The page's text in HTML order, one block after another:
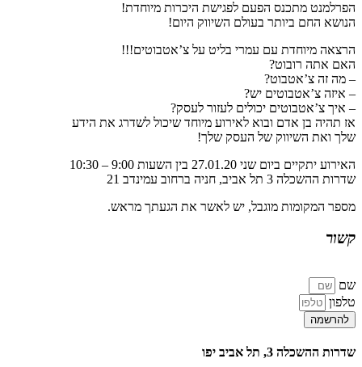
הפרלמנט מתכנס הפעם לפגישת היכרות מיוחדת!
הנושא החם ביותר בעולם השיווק היום!
הרצאה מיוחדת עם עמרי בליט על צ’אטבוטים!!!
האם אתה רובוט?
– מה זה צ’אטבוט?
– איזה צ’אטבוטים יש?
– איך צ’אטבוטים יכולים לעזור לעסק?
אז תהיה בן אדם ובוא לאירוע מיוחד שיכול לשדרג את הידע
שלך ואת השיווק של העסק שלך!
האירוע יתקיים ביום שני 27.01.20 בין השעות 9:00 – 10:30
שדרות ההשכלה 3 תל אביב, חניה ברחוב עמינדב 21
מספר המקומות מוגבל, יש לאשר את הגעתך מראש.
קשור
שם
טלפון
להרשמה
שדרות ההשכלה 3, תל אביב יפו‭